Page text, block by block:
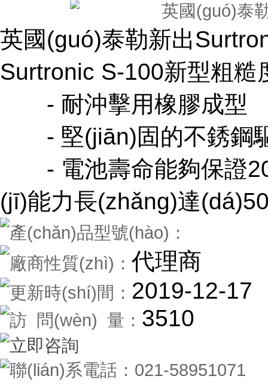
英國(guó)泰
英國(guó)泰勒新出
Surtronic S-100新型粗糙
- 耐沖擊用橡膠成型
- 堅(jiān)固的不銹鋼
- 電池壽命能夠保證
(jī)能力長(zhǎng)達
產(chǎn)品型號(hào)：
廠商性質(zhì)： 代理商
更新時(shí)間： 2019-12-17
訪 問(wèn) 量： 3510
立即咨詢
聯(lián)系電話： 021-58951071